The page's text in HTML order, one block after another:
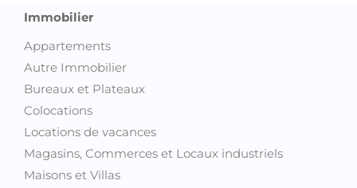
Immobilier
Appartements
Autre Immobilier
Bureaux et Plateaux
Colocations
Locations de vacances
Magasins, Commerces et Locaux industriels
Maisons et Villas